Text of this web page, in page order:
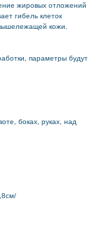
жировых отложений
гибель клеток
кожи.
параметры будут
боках, руках, над